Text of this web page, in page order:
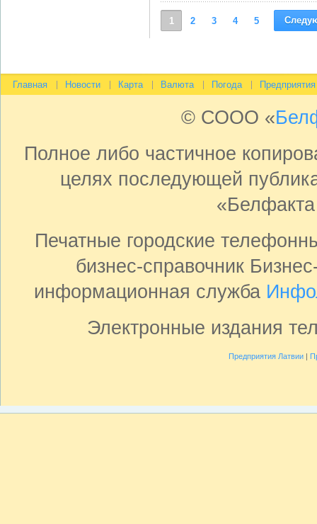
1 2 3 4 5
Главная Новости Карта Валюта Погода Предприятия
© СООО «
Полное либо частичное
целях последующей
Печатные городские
бизнес-справочник
информационная служба
Электронные издания
Предприятия Латвии|